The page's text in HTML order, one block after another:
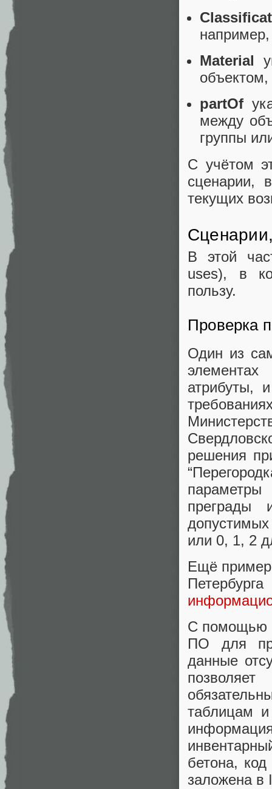
Material
partOf
между
группы
С учётом
сценарии,
текущих
В этой
uses), в
пользу.
Проверка
Один из
атрибуты,
решения
параметры
преграды
или 0, 1, 2
Ещё пример
С помощью
ПО для
данные
таблицам
бетона,
заложена в